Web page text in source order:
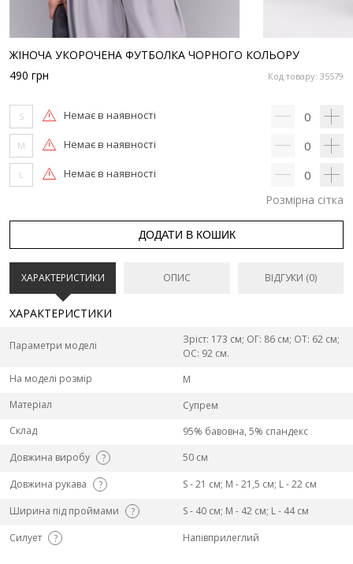
ЖІНОЧА УКОРОЧЕНА ФУТБОЛКА ЧОРНОГО КОЛЬОРУ
Код товару: 35579
490 грн
S Немає в наявності 0
M Немає в наявності 0
L Немає в наявності 0
Розмірна сітка
ДОДАТИ В КОШИК
ХАРАКТЕРИСТИКИ ОПИС ВІДГУКИ (0)
ХАРАКТЕРИСТИКИ
Параметри моделі
Зріст: 173 см; ОГ: 86 см; ОТ: 62 см;
ОС: 92 см.
На моделі розмір
M
Матеріал
Супрем
Склад
95% бавовна, 5% спандекс
Довжина виробу
?
50 см
Довжина рукава
?
S - 21 см; M - 21,5 см; L - 22 см
Ширина під проймами
?
S - 40 см; M - 42 см; L - 44 см
Силует
? Напівприлеглий